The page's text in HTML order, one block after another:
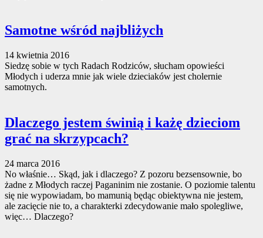
Samotne wśród najbliżych
14 kwietnia 2016
Siedzę sobie w tych Radach Rodziców, słucham opowieści
Młodych i uderza mnie jak wiele dzieciaków jest cholernie
samotnych.
Dlaczego jestem świnią i każę dzieciom
grać na skrzypcach?
24 marca 2016
No właśnie… Skąd, jak i dlaczego? Z pozoru bezsensownie, bo
żadne z Młodych raczej Paganinim nie zostanie. O poziomie talentu
się nie wypowiadam, bo mamunią będąc obiektywna nie jestem,
ale zacięcie nie to, a charakterki zdecydowanie mało spolegliwe,
więc… Dlaczego?